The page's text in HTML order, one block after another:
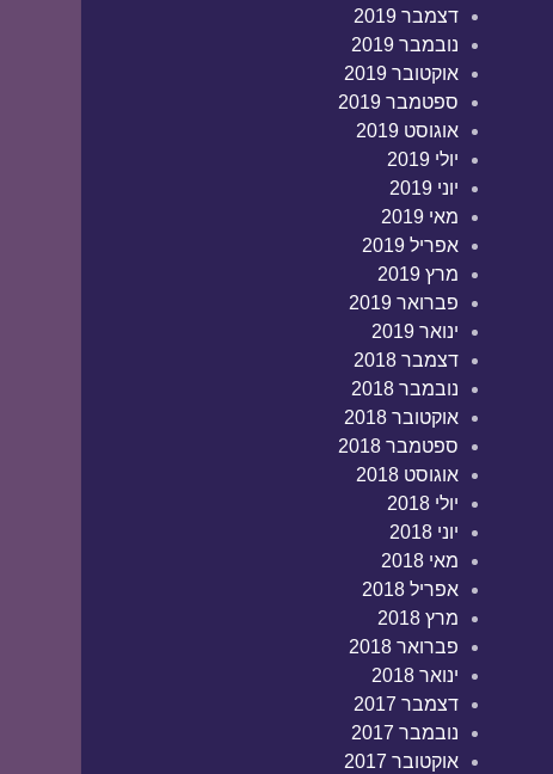
דצמבר 2019
נובמבר 2019
אוקטובר 2019
ספטמבר 2019
אוגוסט 2019
יולי 2019
יוני 2019
מאי 2019
אפריל 2019
מרץ 2019
פברואר 2019
ינואר 2019
דצמבר 2018
נובמבר 2018
אוקטובר 2018
ספטמבר 2018
אוגוסט 2018
יולי 2018
יוני 2018
מאי 2018
אפריל 2018
מרץ 2018
פברואר 2018
ינואר 2018
דצמבר 2017
נובמבר 2017
אוקטובר 2017